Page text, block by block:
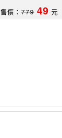
售價：779 49 元